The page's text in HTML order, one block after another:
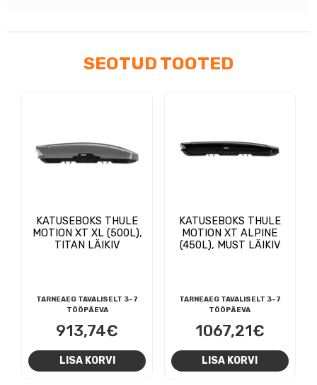
SEOTUD TOOTED
KATUSEBOKS THULE
MOTION XT XL (500L),
TITAN LÄIKIV
TARNEAEG TAVALISELT 3-7
TÖÖPÄEVA
913,74€
LISA KORVI
KATUSEBOKS THULE
MOTION XT ALPINE
(450L), MUST LÄIKIV
TARNEAEG TAVALISELT 3-7
TÖÖPÄEVA
1067,21€
LISA KORVI